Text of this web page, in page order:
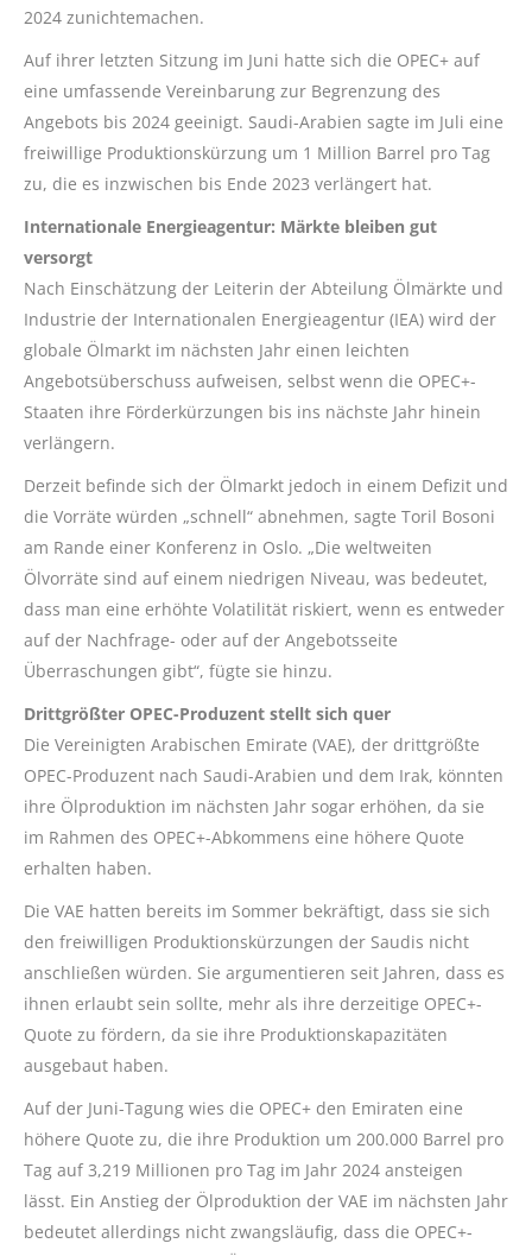
2024 zunichtemachen.
Auf ihrer letzten Sitzung im Juni hatte sich die OPEC+ auf
eine umfassende Vereinbarung zur Begrenzung des
Angebots bis 2024 geeinigt. Saudi-Arabien sagte im Juli eine
freiwillige Produktionskürzung um 1 Million Barrel pro Tag
zu, die es inzwischen bis Ende 2023 verlängert hat.
Internationale Energieagentur: Märkte bleiben gut
versorgt
Nach Einschätzung der Leiterin der Abteilung Ölmärkte und
Industrie der Internationalen Energieagentur (IEA) wird der
globale Ölmarkt im nächsten Jahr einen leichten
Angebotsüberschuss aufweisen, selbst wenn die OPEC+-
Staaten ihre Förderkürzungen bis ins nächste Jahr hinein
verlängern.
Derzeit befinde sich der Ölmarkt jedoch in einem Defizit und
die Vorräte würden „schnell“ abnehmen, sagte Toril Bosoni
am Rande einer Konferenz in Oslo. „Die weltweiten
Ölvorräte sind auf einem niedrigen Niveau, was bedeutet,
dass man eine erhöhte Volatilität riskiert, wenn es entweder
auf der Nachfrage- oder auf der Angebotsseite
Überraschungen gibt“, fügte sie hinzu.
Drittgrößter OPEC-Produzent stellt sich quer
Die Vereinigten Arabischen Emirate (VAE), der drittgrößte
OPEC-Produzent nach Saudi-Arabien und dem Irak, könnten
ihre Ölproduktion im nächsten Jahr sogar erhöhen, da sie
im Rahmen des OPEC+-Abkommens eine höhere Quote
erhalten haben.
Die VAE hatten bereits im Sommer bekräftigt, dass sie sich
den freiwilligen Produktionskürzungen der Saudis nicht
anschließen würden. Sie argumentieren seit Jahren, dass es
ihnen erlaubt sein sollte, mehr als ihre derzeitige OPEC+-
Quote zu fördern, da sie ihre Produktionskapazitäten
ausgebaut haben.
Auf der Juni-Tagung wies die OPEC+ den Emiraten eine
höhere Quote zu, die ihre Produktion um 200.000 Barrel pro
Tag auf 3,219 Millionen pro Tag im Jahr 2024 ansteigen
lässt. Ein Anstieg der Ölproduktion der VAE im nächsten Jahr
bedeutet allerdings nicht zwangsläufig, dass die OPEC+-